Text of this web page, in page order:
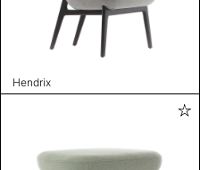
Hendrix